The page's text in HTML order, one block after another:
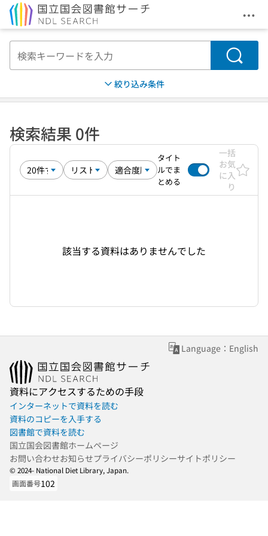
メ
検索
絞り込み条件
検索結果 0件
タイト
ルでま
とめる
一括
お気
に入
り
該当する資料はありませんでした
Language：English
資料にアクセスするための手段
インターネットで資料を読む
資料のコピーを入手する
図書館で資料を読む
国立国会図書館ホームページ
お問い合わせお知らせプライバシーポリシーサイトポリシー
© 2024- National Diet Library, Japan.
画面番号102